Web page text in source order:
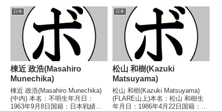
哲男(鈴木)1970/01/11 ●4R判定
(採点...
イトル】1995年度西部日本バン
タム級新人王2004年度A級トーナ
メントフェザー級優勝...
日本
棟近 政浩(Masahiro
Munechika)
棟近 政浩(Masahiro Munechika)
(中内) 本名：不明生年月日：
1963年9月8日国籍：日本戦績：2
日本
松山 和樹(Kazuki
Matsuyama)
松山 和樹(Kazuki Matsuyama)
(FLARE山上)本名：松山 和樹生
年月日：1986年4月22日国籍：日